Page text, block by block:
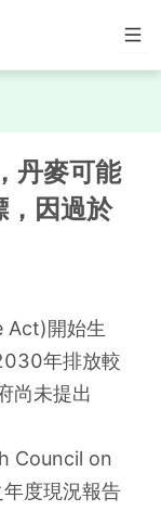
丹麥可能
因過於
Act)開始生
年排放較
尚未提出
Council on
度現況報告